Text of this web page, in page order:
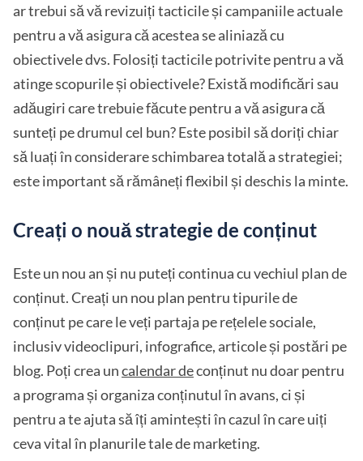
ar trebui să vă revizuiți tacticile și campaniile actuale
pentru a vă asigura că acestea se aliniază cu
obiectivele dvs. Folosiți tacticile potrivite pentru a vă
atinge scopurile și obiectivele? Există modificări sau
adăugiri care trebuie făcute pentru a vă asigura că
sunteți pe drumul cel bun? Este posibil să doriți chiar
să luați în considerare schimbarea totală a strategiei;
este important să rămâneți flexibil și deschis la minte.
Creați o nouă strategie de conținut
Este un nou an și nu puteți continua cu vechiul plan de
conținut. Creați un nou plan pentru tipurile de
conținut pe care le veți partaja pe rețelele sociale,
inclusiv videoclipuri, infografice, articole și postări pe
blog. Poți crea uncalendar deconținut nu doar pentru
a programa și organiza conținutul în avans, ci și
pentru a te ajuta să îți amintești în cazul în care uiți
ceva vital în planurile tale de marketing.